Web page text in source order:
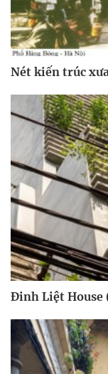
Nét kiến trúc
Đinh Liệt House